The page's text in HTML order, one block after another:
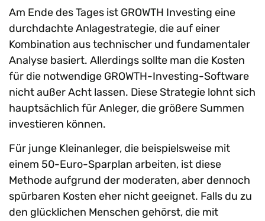
Am Ende des Tages ist GROWTH Investing eine
durchdachte Anlagestrategie, die auf einer
Kombination aus technischer und fundamentaler
Analyse basiert. Allerdings sollte man die Kosten
für die notwendige GROWTH-Investing-Software
nicht außer Acht lassen. Diese Strategie lohnt sich
hauptsächlich für Anleger, die größere Summen
investieren können.
Für junge Kleinanleger, die beispielsweise mit
einem 50-Euro-Sparplan arbeiten, ist diese
Methode aufgrund der moderaten, aber dennoch
spürbaren Kosten eher nicht geeignet. Falls du zu
den glücklichen Menschen gehörst, die mit